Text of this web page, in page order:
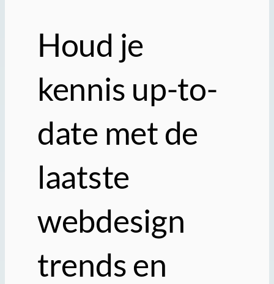
Houd je
kennis up-to-
date met de
laatste
webdesign
trends en